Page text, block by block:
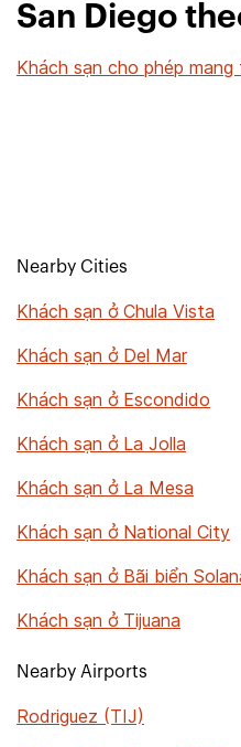
San Diego
Khách sạn cho phép
Nearby Cities
Khách sạn ở Chula Vista
Khách sạn ở Del Mar
Khách sạn ở Escondido
Khách sạn ở La Jolla
Khách sạn ở La Mesa
Khách sạn ở National City
Khách sạn ở Bãi biển
Khách sạn ở Tijuana
Nearby Airports
Rodriguez (TIJ)